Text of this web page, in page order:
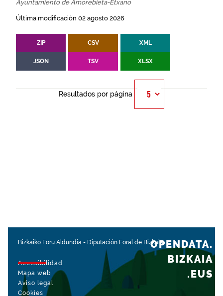
Ayuntamiento de Amorebieta-Etxano
Última modificación 02 agosto 2026
ZIP CSV XML
JSON TSV XLSX
Resultados por página
Bizkaiko Foru Aldundia - Diputación Foral de Bizkaia
Accesibilidad
Mapa web
Aviso legal
Cookies
OPENDATA.
BIZKAIA
.EUS